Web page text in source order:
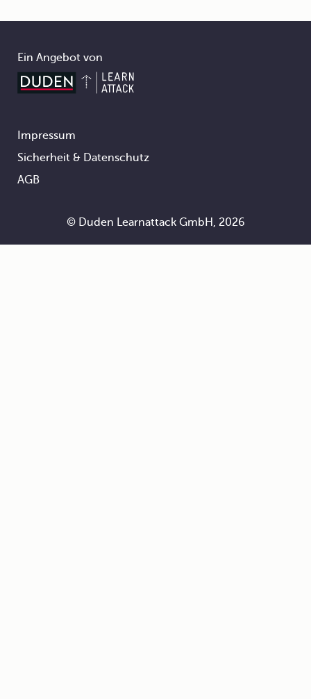
Ein Angebot von
Footer
Impressum
Sicherheit & Datenschutz
AGB
© Duden Learnattack GmbH, 2026